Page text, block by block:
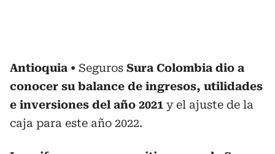
Antioquia Seguros Sura Colombia dio a
conocer su balance de ingresos, utilidades
e inversiones del año 2021 y el ajuste de la
caja para este año 2022.